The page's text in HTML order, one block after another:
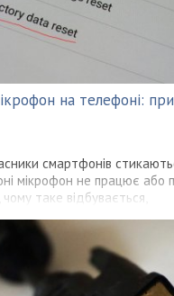
на телефоні:
смартфонів
мікрофон не працює або
таке відбувається,